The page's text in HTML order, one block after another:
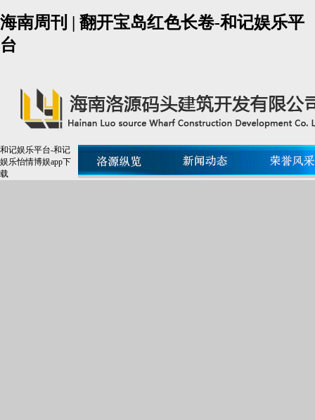
海南周刊 | 翻开宝岛红色长卷-和记娱乐平
台
和记娱乐平台-和记
娱乐怡情博娱app下
载